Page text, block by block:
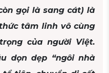
gọi là sang cát) là
tâm linh vô cùng
của người Việt.
dọn dẹp “ngôi nhà